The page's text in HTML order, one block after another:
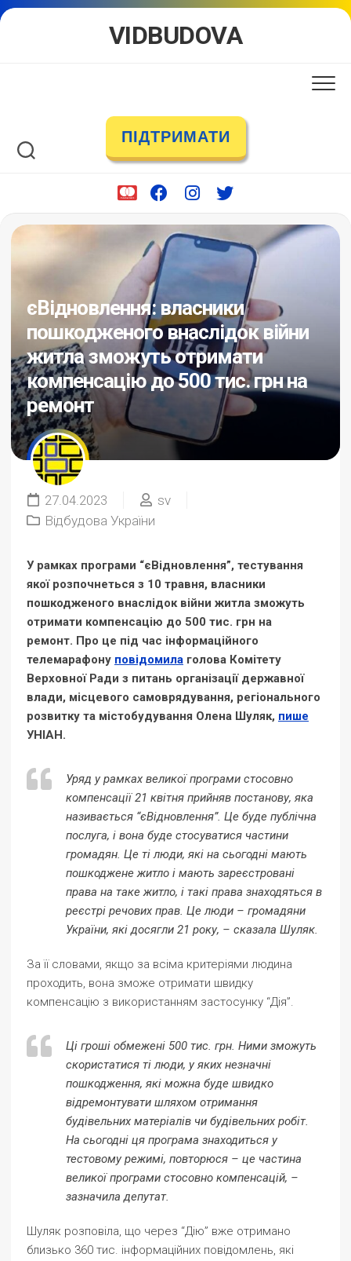
Skip
VIDBUDOVA
ПІДТРИМАТИ
єВідновлення: власники
пошкодженого внаслідок війни
житла зможуть отримати
компенсацію до 500 тис. грн на
ремонт
27.04.2023
sv
Відбудова України
У рамках програми “єВідновлення”, тестування
якої розпочнеться з 10 травня, власники
пошкодженого внаслідок війни житла зможуть
отримати компенсацію до 500 тис. грн на
ремонт. Про це під час інформаційного
телемарафону повідомила голова Комітету
Верховної Ради з питань організації державної
влади, місцевого самоврядування, регіонального
розвитку та містобудування Олена Шуляк, пише
УНІАН.
Уряд у рамках великої програми стосовно
компенсації 21 квітня прийняв постанову, яка
називається “єВідновлення”. Це буде публічна
послуга, і вона буде стосуватися частини
громадян. Це ті люди, які на сьогодні мають
пошкоджене житло і мають зареєстровані
права на таке житло, і такі права знаходяться в
реєстрі речових прав. Це люди – громадяни
України, які досягли 21 року, – сказала Шуляк.
За її словами, якщо за всіма критеріями людина
проходить, вона зможе отримати швидку
компенсацію з використанням застосунку “Дія”.
Ці гроші обмежені 500 тис. грн. Ними зможуть
скористатися ті люди, у яких незначні
пошкодження, які можна буде швидко
відремонтувати шляхом отримання
будівельних матеріалів чи будівельних робіт.
На сьогодні ця програма знаходиться у
тестовому режимі, повторюся – це частина
великої програми стосовно компенсацій, –
зазначила депутат.
Шуляк розповіла, що через “Дію” вже отримано
близько 360 тис. інформаційних повідомлень, які